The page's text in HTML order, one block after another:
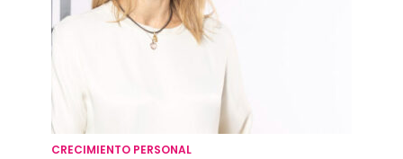
CRECIMIENTO PERSONAL